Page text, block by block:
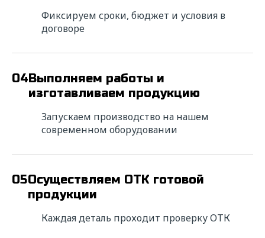
Фиксируем сроки, бюджет и условия в
договоре
04Выполняем работы и
изготавливаем продукцию
Запускаем производство на нашем
современном оборудовании
05Осуществляем ОТК готовой
продукции
Каждая деталь проходит проверку ОТК